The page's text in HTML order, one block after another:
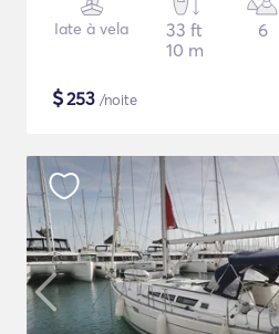
Iate à vela
33 ft
10 m
6
$253 /noite